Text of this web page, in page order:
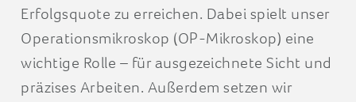
Erfolgsquote zu erreichen. Dabei spielt unser
Operationsmikroskop (OP-Mikroskop) eine
wichtige Rolle – für ausgezeichnete Sicht und
präzises Arbeiten. Außerdem setzen wir